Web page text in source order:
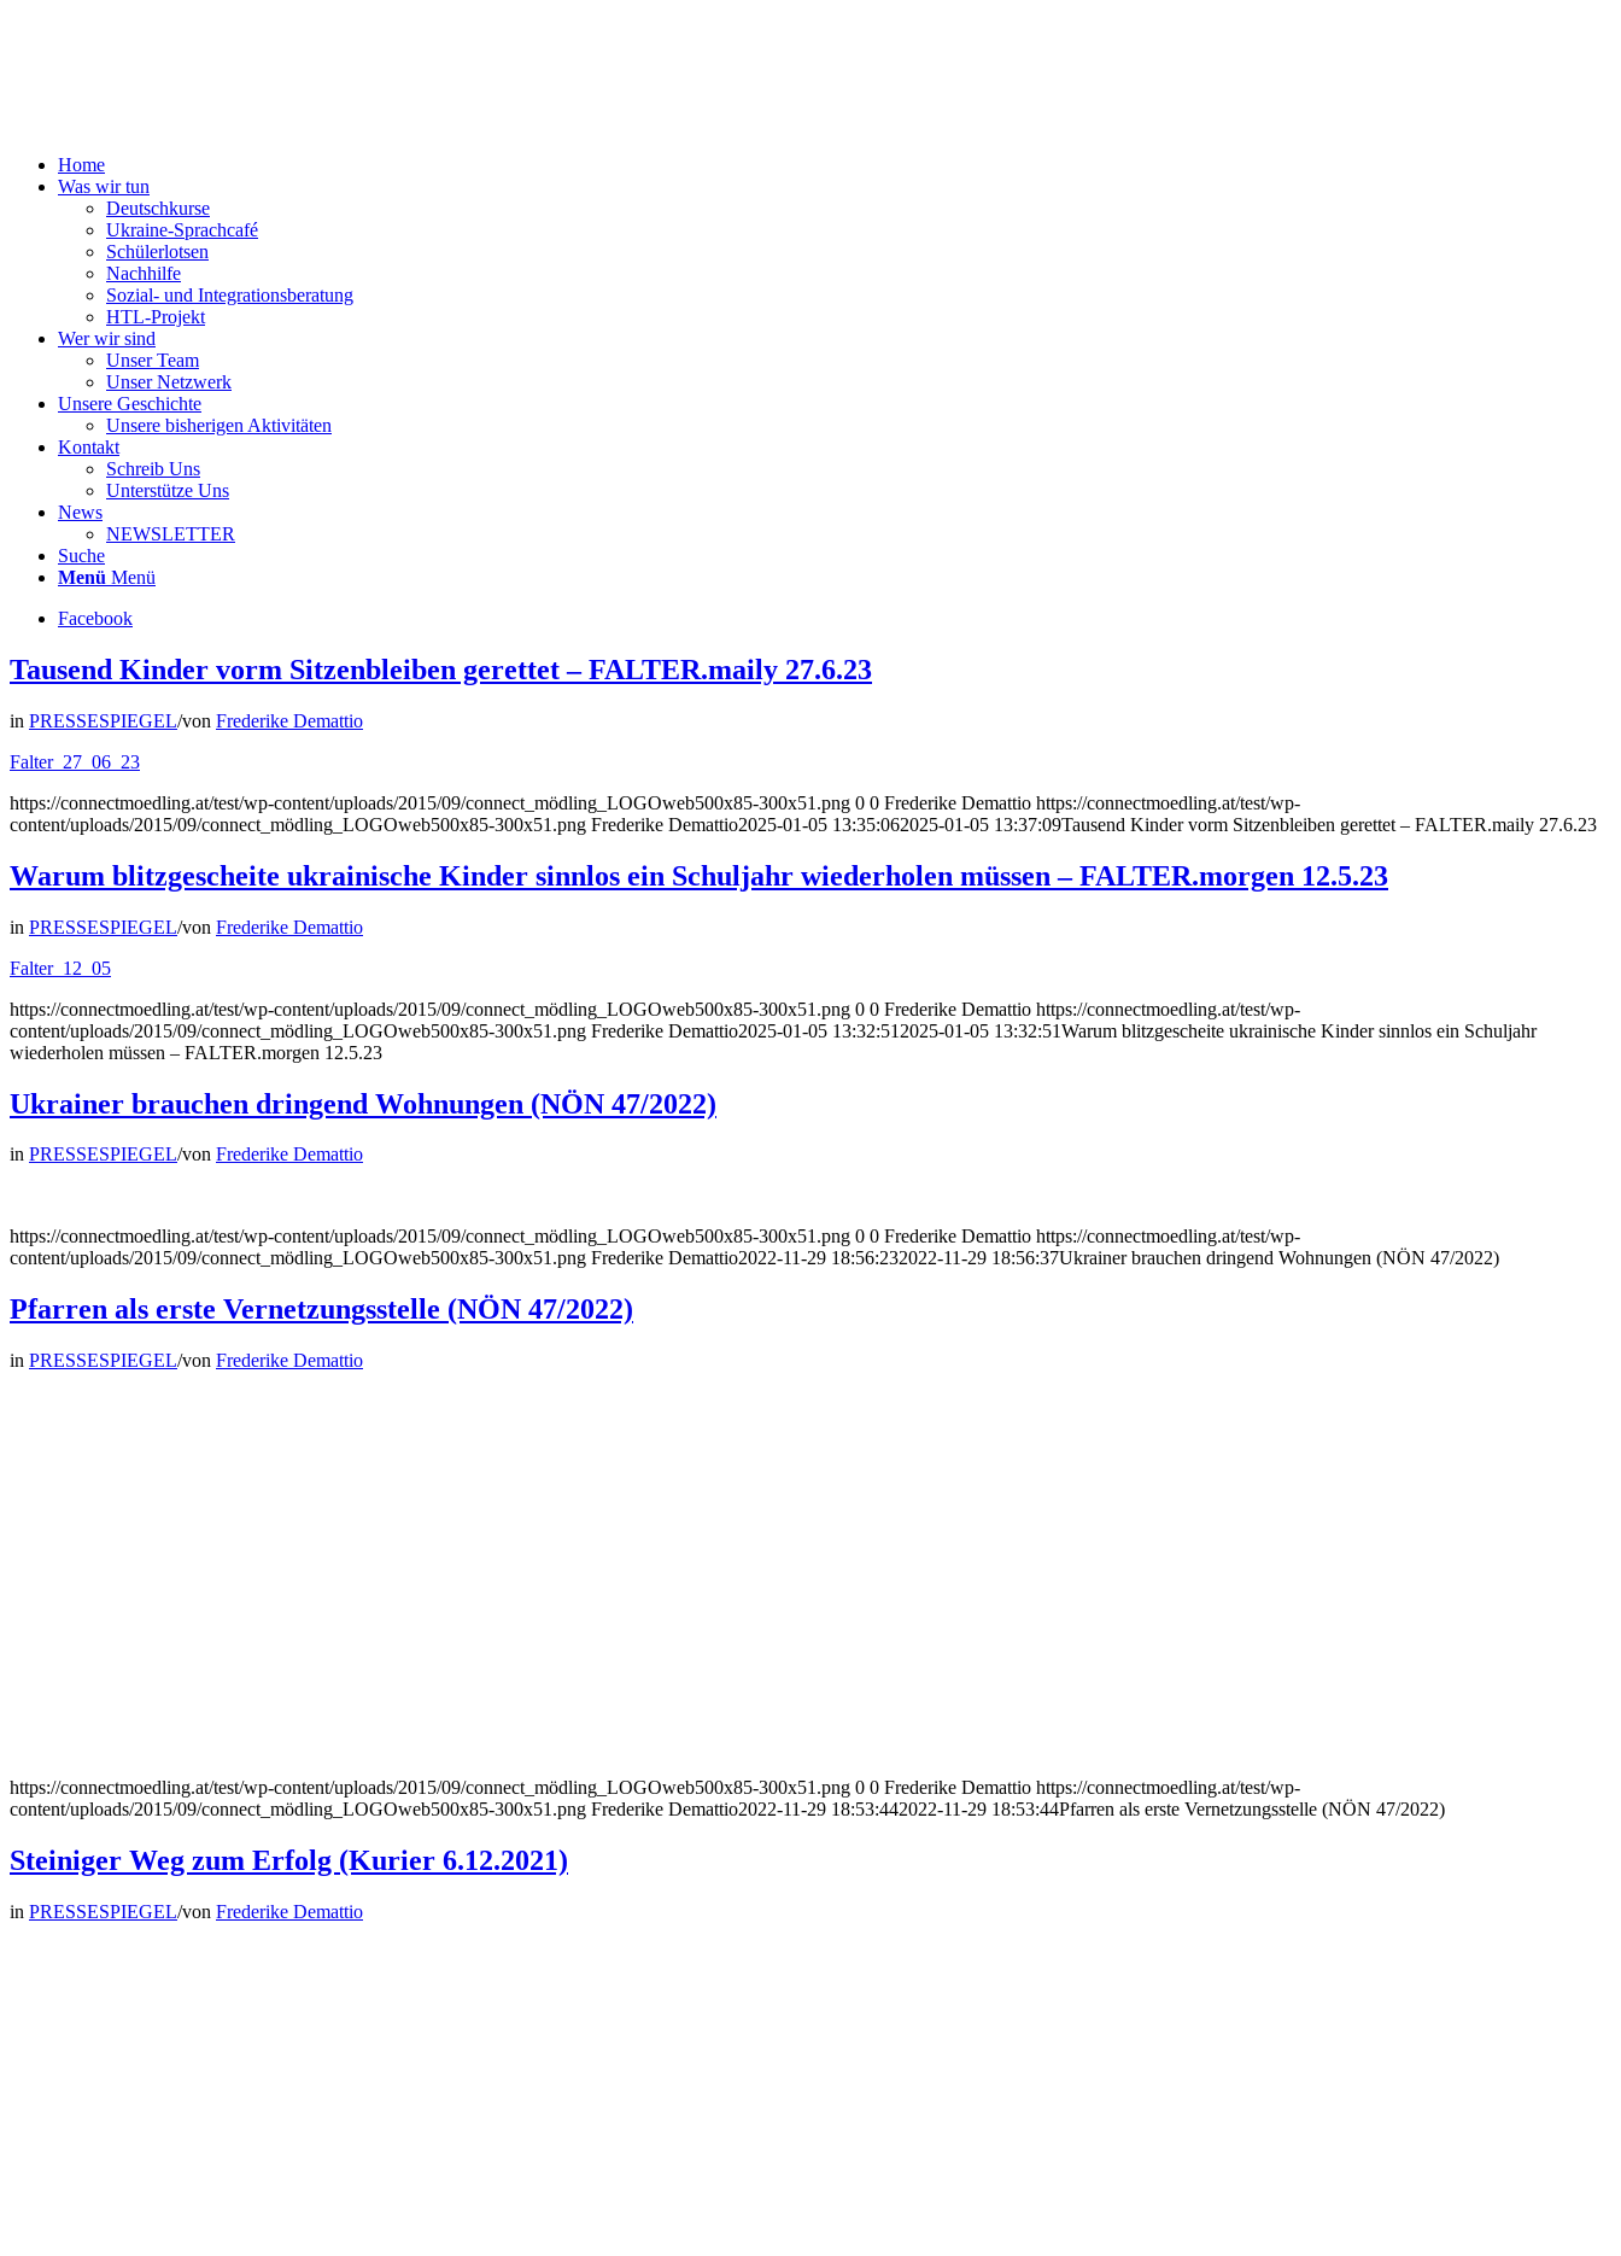
Home
Was wir tun
Deutschkurse
Ukraine-Sprachcafé
Schülerlotsen
Nachhilfe
Sozial- und Integrationsberatung
HTL-Projekt
Wer wir sind
Unser Team
Unser Netzwerk
Unsere Geschichte
Unsere bisherigen Aktivitäten
Kontakt
Schreib Uns
Unterstütze Uns
News
NEWSLETTER
Suche
Menü Menü
Facebook
Tausend Kinder vorm Sitzenbleiben gerettet – FALTER.maily 27.6.23
in PRESSESPIEGEL/von Frederike Demattio
Falter_27_06_23
https://connectmoedling.at/test/wp-content/uploads/2015/09/connect_mödling_LOGOweb500x85-300x51.png 0 0 Frederike Demattio https://connectmoedling.at/test/wp-
content/uploads/2015/09/connect_mödling_LOGOweb500x85-300x51.png Frederike Demattio2025-01-05 13:35:062025-01-05 13:37:09Tausend Kinder vorm Sitzenbleiben gerettet – FALTER.maily 27.6.23
Warum blitzgescheite ukrainische Kinder sinnlos ein Schuljahr wiederholen müssen – FALTER.morgen 12.5.23
in PRESSESPIEGEL/von Frederike Demattio
Falter_12_05
https://connectmoedling.at/test/wp-content/uploads/2015/09/connect_mödling_LOGOweb500x85-300x51.png 0 0 Frederike Demattio https://connectmoedling.at/test/wp-
content/uploads/2015/09/connect_mödling_LOGOweb500x85-300x51.png Frederike Demattio2025-01-05 13:32:51 2025-01-05 13:32:51Warum blitzgescheite ukrainische Kinder sinnlos ein Schuljahr
wiederholen müssen – FALTER.morgen 12.5.23
Ukrainer brauchen dringend Wohnungen (NÖN 47/2022)
in PRESSESPIEGEL/von Frederike Demattio
https://connectmoedling.at/test/wp-content/uploads/2015/09/connect_mödling_LOGOweb500x85-300x51.png 0 0 Frederike Demattio https://connectmoedling.at/test/wp-
content/uploads/2015/09/connect_mödling_LOGOweb500x85-300x51.png Frederike Demattio2022-11-29 18:56:232022-11-29 18:56:37Ukrainer brauchen dringend Wohnungen (NÖN 47/2022)
Pfarren als erste Vernetzungsstelle (NÖN 47/2022)
in PRESSESPIEGEL/von Frederike Demattio
https://connectmoedling.at/test/wp-content/uploads/2015/09/connect_mödling_LOGOweb500x85-300x51.png 0 0 Frederike Demattio https://connectmoedling.at/test/wp-
content/uploads/2015/09/connect_mödling_LOGOweb500x85-300x51.png Frederike Demattio2022-11-29 18:53:442022-11-29 18:53:44Pfarren als erste Vernetzungsstelle (NÖN 47/2022)
Steiniger Weg zum Erfolg (Kurier 6.12.2021)
in PRESSESPIEGEL/von Frederike Demattio